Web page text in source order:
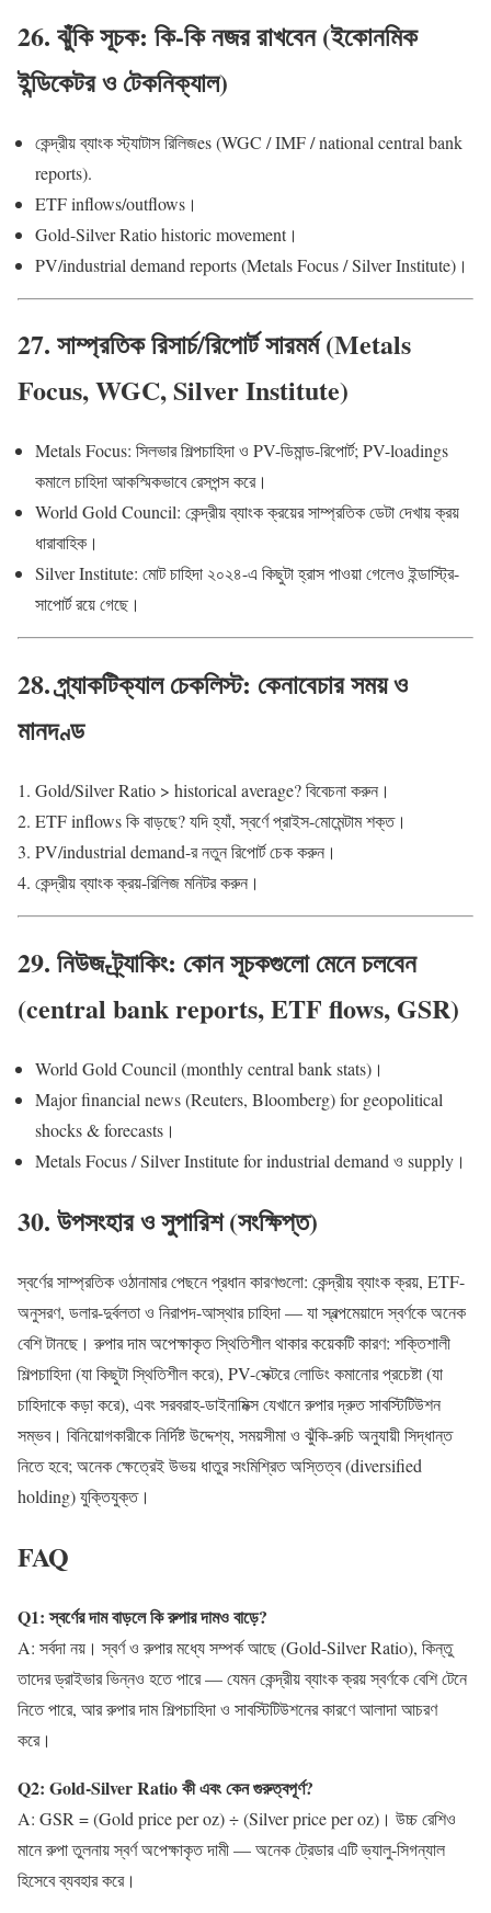
26. ঝুঁকি সূচক: কি-কি নজর রাখবেন (ইকোনমিক
ইন্ডিকেটর ও টেকনিক্যাল)
কেন্দ্রীয় ব্যাংক স্ট্যাটাস রিলিজes (WGC / IMF / national central bank
reports).
ETF inflows/outflows।
Gold-Silver Ratio historic movement।
PV/industrial demand reports (Metals Focus / Silver Institute)।
27. সাম্প্রতিক রিসার্চ/রিপোর্ট সারমর্ম (Metals
Focus, WGC, Silver Institute)
Metals Focus: সিলভার শিল্পচাহিদা ও PV-ডিমান্ড-রিপোর্ট; PV-loadings
কমালে চাহিদা আকস্মিকভাবে রেসপন্স করে।
World Gold Council: কেন্দ্রীয় ব্যাংক ক্রয়ের সাম্প্রতিক ডেটা দেখায় ক্রয়
ধারাবাহিক।
Silver Institute: মোট চাহিদা ২০২৪-এ কিছুটা হ্রাস পাওয়া গেলেও ইন্ডাস্ট্রি-
সাপোর্ট রয়ে গেছে।
28. প্র্যাকটিক্যাল চেকলিস্ট: কেনাবেচার সময় ও
মানদণ্ড
Gold/Silver Ratio > historical average? বিবেচনা করুন।
ETF inflows কি বাড়ছে? যদি হ্যাঁ, স্বর্ণে প্রাইস-মোমেন্টাম শক্ত।
PV/industrial demand-র নতুন রিপোর্ট চেক করুন।
কেন্দ্রীয় ব্যাংক ক্রয়-রিলিজ মনিটর করুন।
29. নিউজ-ট্র্যাকিং: কোন সূচকগুলো মেনে চলবেন
(central bank reports, ETF flows, GSR)
World Gold Council (monthly central bank stats)।
Major financial news (Reuters, Bloomberg) for geopolitical
shocks & forecasts।
Metals Focus / Silver Institute for industrial demand ও supply।
30. উপসংহার ও সুপারিশ (সংক্ষিপ্ত)
স্বর্ণের সাম্প্রতিক ওঠানামার পেছনে প্রধান কারণগুলো: কেন্দ্রীয় ব্যাংক ক্রয়, ETF-
অনুসরণ, ডলার-দুর্বলতা ও নিরাপদ-আস্থার চাহিদা — যা স্বল্পমেয়াদে স্বর্ণকে অনেক
বেশি টানছে। রুপার দাম অপেক্ষাকৃত স্থিতিশীল থাকার কয়েকটি কারণ: শক্তিশালী
শিল্পচাহিদা (যা কিছুটা স্থিতিশীল করে), PV-সেক্টরে লোডিং কমানোর প্রচেষ্টা (যা
চাহিদাকে কড়া করে), এবং সরবরাহ-ডাইনামিক্স যেখানে রুপার দ্রুত সাবস্টিটিউশন
সম্ভব। বিনিয়োগকারীকে নির্দিষ্ট উদ্দেশ্য, সময়সীমা ও ঝুঁকি-রুচি অনুযায়ী সিদ্ধান্ত
নিতে হবে; অনেক ক্ষেত্রেই উভয় ধাতুর সংমিশ্রিত অস্তিত্ব (diversified
holding) যুক্তিযুক্ত।
FAQ
Q1: স্বর্ণের দাম বাড়লে কি রুপার দামও বাড়ে?
A: সর্বদা নয়। স্বর্ণ ও রুপার মধ্যে সম্পর্ক আছে (Gold-Silver Ratio), কিন্তু
তাদের ড্রাইভার ভিন্নও হতে পারে — যেমন কেন্দ্রীয় ব্যাংক ক্রয় স্বর্ণকে বেশি টেনে
নিতে পারে, আর রুপার দাম শিল্পচাহিদা ও সাবস্টিটিউশনের কারণে আলাদা আচরণ
করে।
Q2: Gold-Silver Ratio কী এবং কেন গুরুত্বপূর্ণ?
A: GSR = (Gold price per oz) ÷ (Silver price per oz)। উচ্চ রেশিও
মানে রুপা তুলনায় স্বর্ণ অপেক্ষাকৃত দামী — অনেক ট্রেডার এটি ভ্যালু-সিগন্যাল
হিসেবে ব্যবহার করে।